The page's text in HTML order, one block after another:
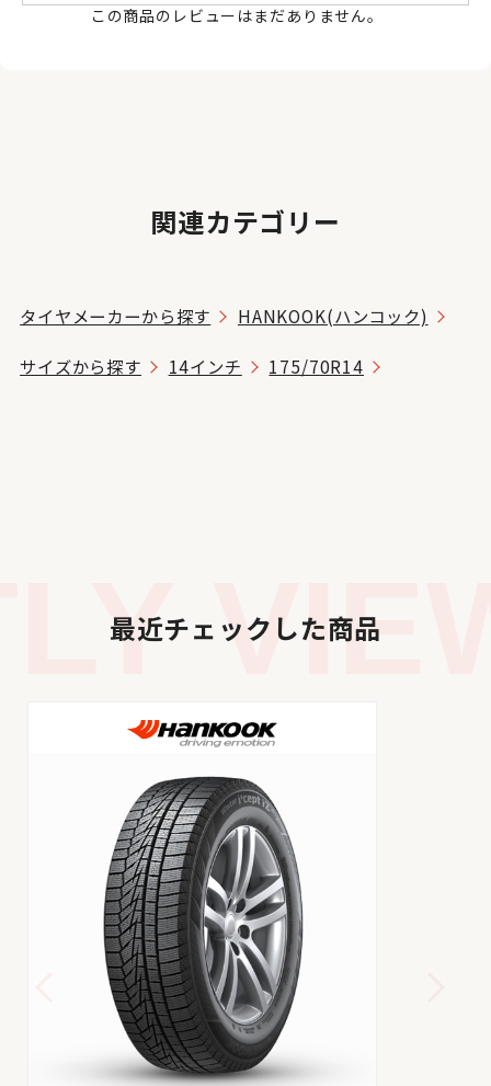
この商品のレビューはまだありません。
関連カテゴリー
タイヤメーカーから探す HANKOOK(ハンコック)
サイズから探す 14インチ 175/70R14
最近チェックした商品